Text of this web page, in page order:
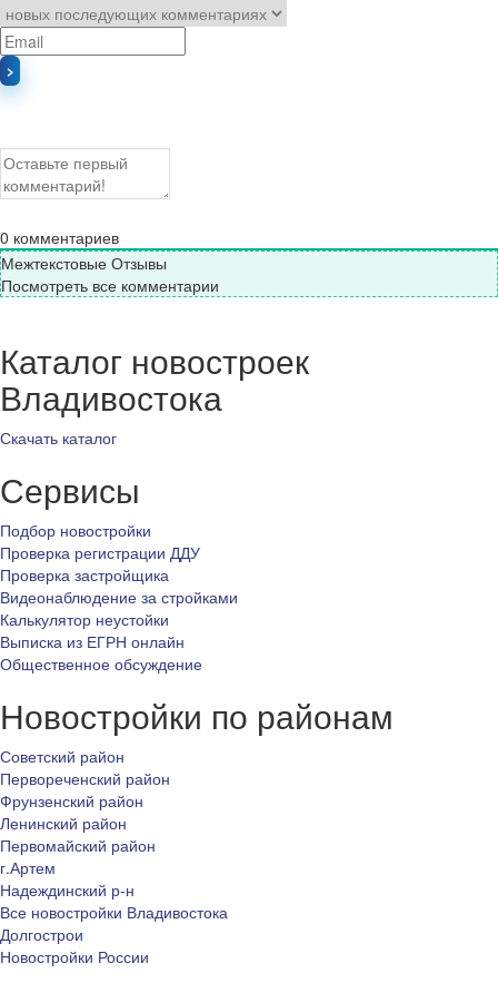
0 комментариев
Межтекстовые Отзывы
Посмотреть все комментарии
Каталог новостроек
Владивостока
Скачать каталог
Сервисы
Подбор новостройки
Проверка регистрации ДДУ
Проверка застройщика
Видеонаблюдение за стройками
Калькулятор неустойки
Выписка из ЕГРН онлайн
Общественное обсуждение
Новостройки по районам
Советский район
Первореченский район
Фрунзенский район
Ленинский район
Первомайский район
г.Артем
Надеждинский р-н
Все новостройки Владивостока
Долгострои
Новостройки России